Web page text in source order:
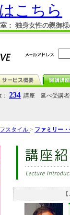
こちら
： 独身女性の親
234 講座 延べ受講
スタイル > ファミリー